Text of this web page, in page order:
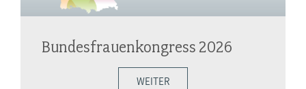
Bundesfrauenkongress 2026
WEITER